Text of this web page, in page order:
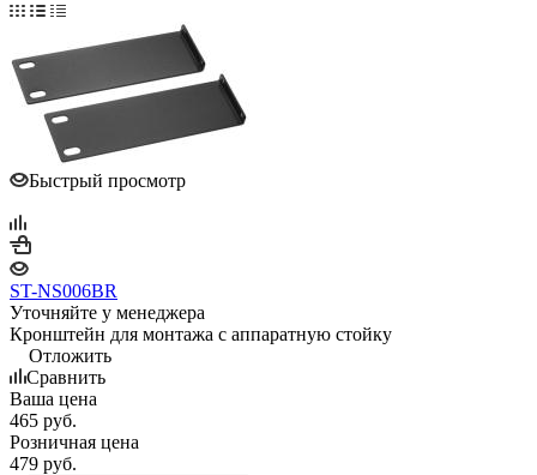
Быстрый просмотр
ST-NS006BR
Уточняйте у менеджера
Кронштейн для монтажа с аппаратную стойку
Отложить
Сравнить
Ваша цена
465 руб.
Розничная цена
479 руб.